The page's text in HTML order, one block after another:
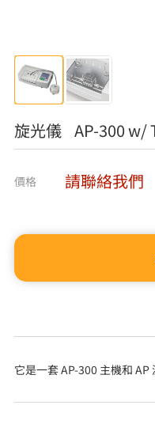
旋光儀 AP-300 w/
價格 請聯絡我們
它是一套 AP-300 主機和 AP